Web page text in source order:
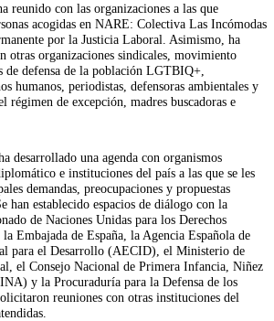
reunido con las organizaciones a las que
acogidas en NARE: Colectiva Las Incómodas
por la Justicia Laboral. Asimismo, ha
otras organizaciones sindicales, movimiento
de defensa de la población LGTBIQ+,
humanos, periodistas, defensoras ambientales y
de excepción, madres buscadoras e
desarrollado una agenda con organismos
e instituciones del país a las que se les
demandas, preocupaciones y propuestas
han establecido espacios de diálogo con la
de Naciones Unidas para los Derechos
Embajada de España, la Agencia Española de
para el Desarrollo (AECID), el Ministerio de
el Consejo Nacional de Primera Infancia, Niñez
y la Procuraduría para la Defensa de los
reuniones con otras instituciones del